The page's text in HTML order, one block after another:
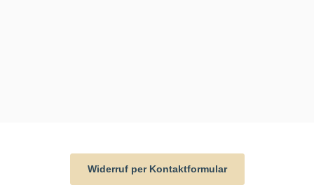
Widerruf per Kontaktformular